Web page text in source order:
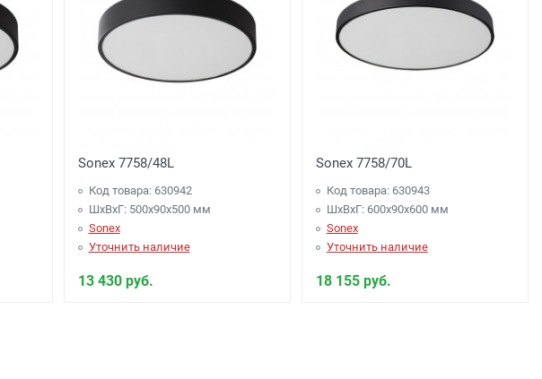
Sonex 7758/48L
Код товара: 630942
ШхВхГ: 500x90x500 мм
Sonex
Уточнить наличие
13 430 руб.
Sonex 7758/70L
Код товара: 630943
ШхВхГ: 600x90x600 мм
Sonex
Уточнить наличие
18 155 руб.